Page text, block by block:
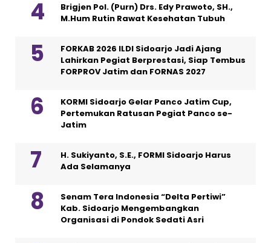
Brigjen Pol. (Purn) Drs. Edy Prawoto, SH.,
M.Hum Rutin Rawat Kesehatan Tubuh
FORKAB 2026 ILDI Sidoarjo Jadi Ajang
Lahirkan Pegiat Berprestasi, Siap Tembus
FORPROV Jatim dan FORNAS 2027
KORMI Sidoarjo Gelar Panco Jatim Cup,
Pertemukan Ratusan Pegiat Panco se-
Jatim
H. Sukiyanto, S.E., FORMI Sidoarjo Harus
Ada Selamanya
Senam Tera Indonesia “Delta Pertiwi”
Kab. Sidoarjo Mengembangkan
Organisasi di Pondok Sedati Asri